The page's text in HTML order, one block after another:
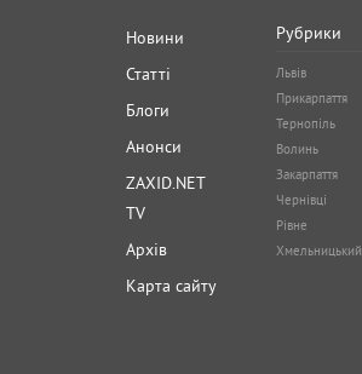
Новини
Статті
Блоги
Анонси
ZAXID.NET
TV
Архів
Карта сайту
Рубрики
Львів
Прикарпаття
Тернопіль
Волинь
Закарпаття
Чернівці
Рівне
Хмельницький